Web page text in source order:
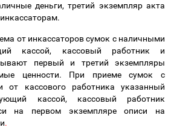
деньги, третий экземпляр акта
инкассаторам.
от инкассаторов сумок с наличными
кассой, кассовый работник и
первый и третий экземпляры
ценности. При приеме сумок с
от кассового работника указанный
кассой, кассовый работник
на первом экземпляре описи на
.